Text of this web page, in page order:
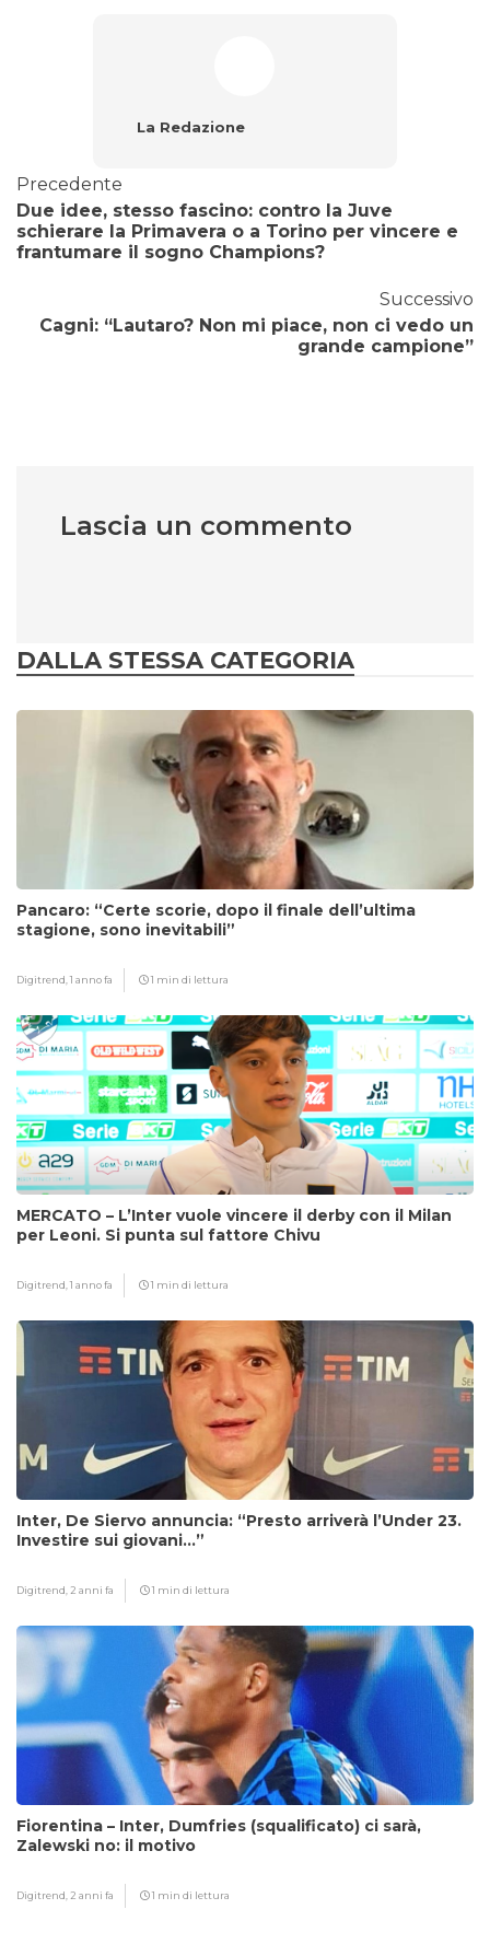
La Redazione
Precedente
Due idee, stesso fascino: contro la Juve
schierare la Primavera o a Torino per vincere e
frantumare il sogno Champions?
Successivo
Cagni: “Lautaro? Non mi piace, non ci vedo un
grande campione”
Lascia un commento
DALLA STESSA CATEGORIA
Pancaro: “Certe scorie, dopo il finale dell’ultima
stagione, sono inevitabili”
Digitrend,1 anno fa 1 min di lettura
MERCATO – L’Inter vuole vincere il derby con il Milan
per Leoni. Si punta sul fattore Chivu
Digitrend,1 anno fa 1 min di lettura
Inter, De Siervo annuncia: “Presto arriverà l’Under 23.
Investire sui giovani…”
Digitrend, 2 anni fa 1 min di lettura
Fiorentina – Inter, Dumfries (squalificato) ci sarà,
Zalewski no: il motivo
Digitrend, 2 anni fa 1 min di lettura